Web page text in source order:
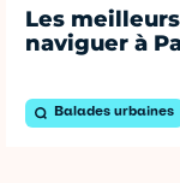
Les
naviguer à
Balades urbaines